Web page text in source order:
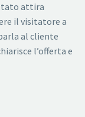
attira
il visitatore a
al cliente
l’offerta e